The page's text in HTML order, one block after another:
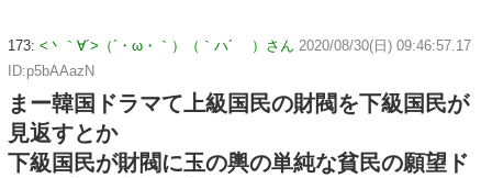
173: <丶｀∀´>（´・ω・｀）（｀ハ´ ）さん 2020/08/30(日) 09:46:57.17
ID:p5bAAazN
まー韓国ドラマて上級国民の財閥を下級国民が
見返すとか
下級国民が財閥に玉の輿の単純な貧民の願望ド